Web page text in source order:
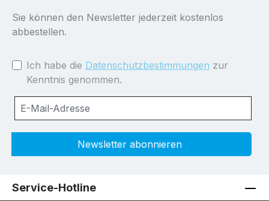
Sie können den Newsletter jederzeit kostenlos
abbestellen.
Ich habe die Datenschutzbestimmungen zur
Kenntnis genommen.
Newsletter abonnieren
Service-Hotline